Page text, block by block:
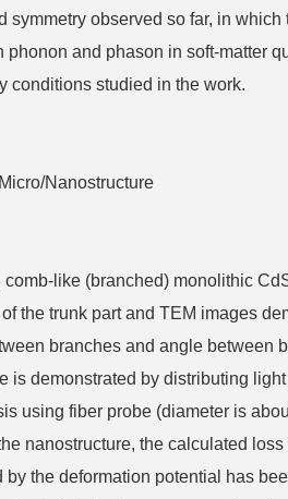
observed so far, in
and phason in soft-matter
conditions studied in the work.
Nanostructure
like (branched) monolithic
the trunk part and TEM images
branches and angle between
demonstrated by distributing
using fiber probe (diameter is
nanostructure, the calculated
the deformation potential has